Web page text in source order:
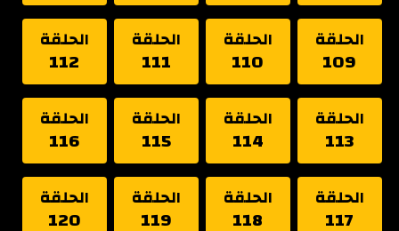
الحلقة
109
الحلقة
110
الحلقة
111
الحلقة
112
الحلقة
113
الحلقة
114
الحلقة
115
الحلقة
116
الحلقة
117
الحلقة
118
الحلقة
119
الحلقة
120